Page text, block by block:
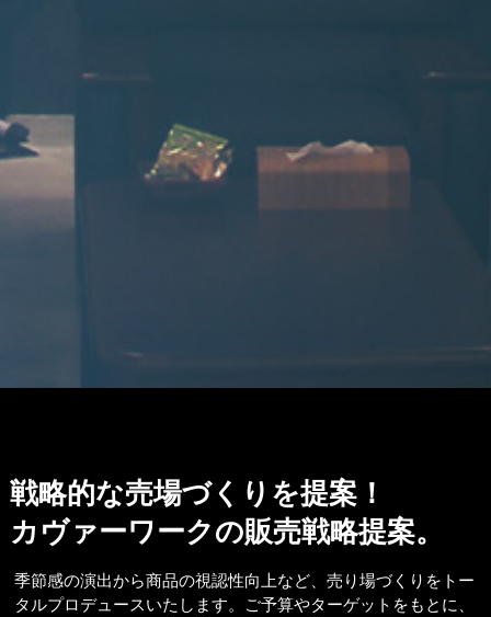
戦略的な売場づくりを提案！
カヴァーワークの販売戦略提案。
季節感の演出から商品の視認性向上など、売り場づくりをトー
タルプロデュースいたします。ご予算やターゲットをもとに、